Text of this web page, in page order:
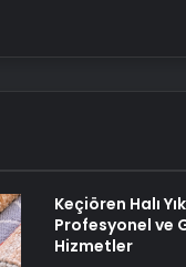
Keçiören Halı
Profesyonel ve
Hizmetler